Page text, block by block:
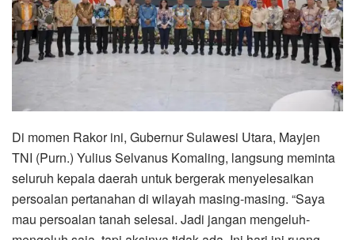
Di momen Rakor ini, Gubernur Sulawesi Utara, Mayjen
TNI (Purn.) Yulius Selvanus Komaling, langsung meminta
seluruh kepala daerah untuk bergerak menyelesaikan
persoalan pertanahan di wilayah masing-masing. “Saya
mau persoalan tanah selesai. Jadi jangan mengeluh-